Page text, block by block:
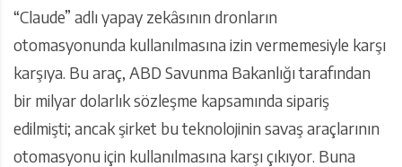
“Claude” adlı yapay zekâsının dronların
otomasyonunda kullanılmasına izin vermemesiyle karşı
karşıya. Bu araç, ABD Savunma Bakanlığı tarafından
bir milyar dolarlık sözleşme kapsamında sipariş
edilmişti; ancak şirket bu teknolojinin savaş araçlarının
otomasyonu için kullanılmasına karşı çıkıyor. Buna